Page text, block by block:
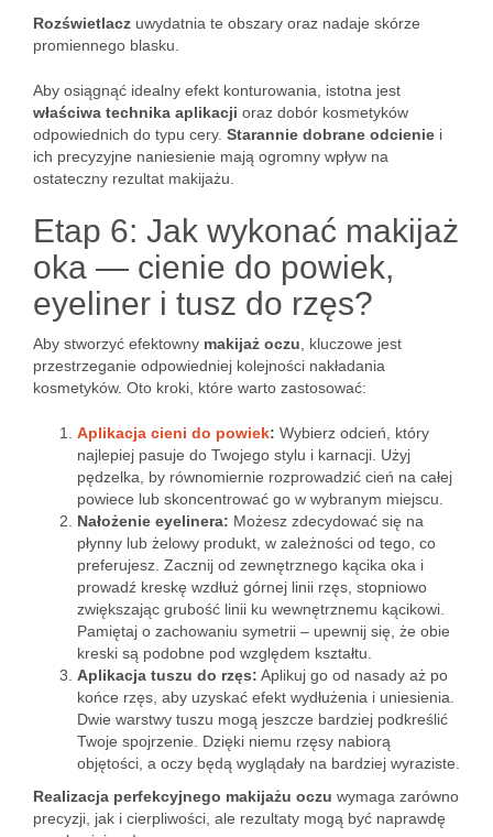
Rozświetlacz uwydatnia te obszary oraz nadaje skórze
promiennego blasku.
Aby osiągnąć idealny efekt konturowania, istotna jest
właściwa technika aplikacji oraz dobór kosmetyków
odpowiednich do typu cery. Starannie dobrane odcienie i
ich precyzyjne naniesienie mają ogromny wpływ na
ostateczny rezultat makijażu.
Etap 6: Jak wykonać makijaż
oka — cienie do powiek,
eyeliner i tusz do rzęs?
Aby stworzyć efektowny makijaż oczu , kluczowe jest
przestrzeganie odpowiedniej kolejności nakładania
kosmetyków. Oto kroki, które warto zastosować:
Aplikacja cieni do powiek: Wybierz odcień, który
najlepiej pasuje do Twojego stylu i karnacji. Użyj
pędzelka, by równomiernie rozprowadzić cień na całej
powiece lub skoncentrować go w wybranym miejscu.
Nałożenie eyelinera: Możesz zdecydować się na
płynny lub żelowy produkt, w zależności od tego, co
preferujesz. Zacznij od zewnętrznego kącika oka i
prowadź kreskę wzdłuż górnej linii rzęs, stopniowo
zwiększając grubość linii ku wewnętrznemu kącikowi.
Pamiętaj o zachowaniu symetrii – upewnij się, że obie
kreski są podobne pod względem kształtu.
Aplikacja tuszu do rzęs: Aplikuj go od nasady aż po
końce rzęs, aby uzyskać efekt wydłużenia i uniesienia.
Dwie warstwy tuszu mogą jeszcze bardziej podkreślić
Twoje spojrzenie. Dzięki niemu rzęsy nabiorą
objętości, a oczy będą wyglądały na bardziej wyraziste.
Realizacja perfekcyjnego makijażu oczu wymaga zarówno
precyzji, jak i cierpliwości, ale rezultaty mogą być naprawdę